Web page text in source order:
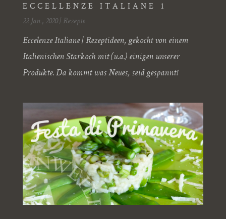
ECCELLENZE ITALIANE 1
22 Jan., 2020| Rezepte
Eccelenze Italiane | Rezeptideen, gekocht von einem
Italienischen Starkoch mit (u.a.) einigen unserer
Produkte. Da kommt was Neues, seid gespannt!